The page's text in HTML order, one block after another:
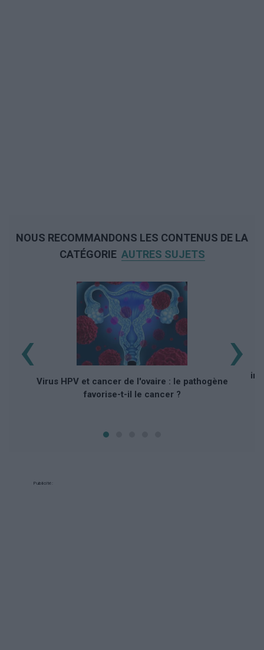
NOUS RECOMMANDONS LES CONTENUS DE LA
CATÉGORIE AUTRES SUJETS
Virus HPV et cancer de l'ovaire : le pathogène
favorise-t-il le cancer ?
‹ ›
Publicité: